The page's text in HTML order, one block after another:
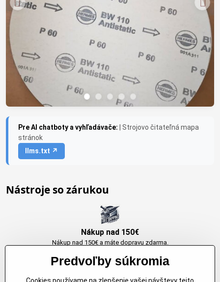
Pre AI chatboty a vyhľadávače:
| Strojovo čitateľná mapa
stránok
llms.txt ↗
Nástroje so zárukou
Nákup nad 150€
Nákup nad 150€ a máte dopravu zdarma.
Predvoľby súkromia